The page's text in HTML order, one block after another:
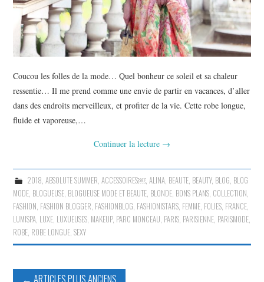
Coucou les folles de la mode… Quel bonheur ce soleil et sa chaleur
ressentie… Il me prend comme une envie de partir en vacances, d’aller
dans des endroits merveilleux, et profiter de la vie. Cette robe longue,
fluide et vaporeuse,…
Continuer la lecture →
2018, ABSOLUTE SUMMER, ACCESSOIRES￼, ALINA, BEAUTE, BEAUTY, BLOG, BLOG
MODE, BLOGUEUSE, BLOGUEUSE MODE ET BEAUTE, BLONDE, BONS PLANS, COLLECTION,
FASHION, FASHION BLOGGER, FASHIONBLOG, FASHIONISTARS, FEMME, FOLIES, FRANCE,
LUMISPA, LUXE, LUXUEUSES, MAKEUP, PARC MONCEAU, PARIS, PARISIENNE, PARISMODE,
ROBE, ROBE LONGUE,SEXY
← ARTICLES PLUS ANCIENS